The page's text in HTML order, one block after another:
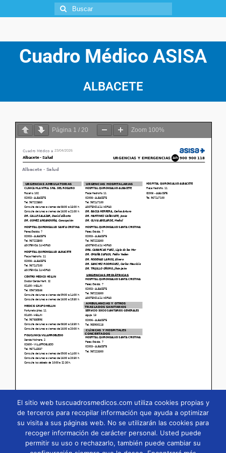
Cuadro Médico ASISA
ALBACETE
Página 1 / 20 Zoom 100%
Página1/20 Zoom100%
El sitio web tuscuadrosmedicos.com utiliza cookies propias y
de terceros para recopilar información que ayuda a optimizar
su visita a sus páginas web. No se utilizarán las cookies para
recoger información de carácter personal. Usted puede
permitir su uso o rechazarlo, también puede cambiar su